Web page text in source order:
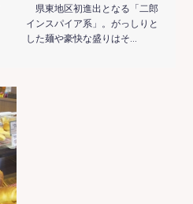
県東地区初進出となる「二郎
インスパイア系」。がっしりと
した麺や豪快な盛りはそ…